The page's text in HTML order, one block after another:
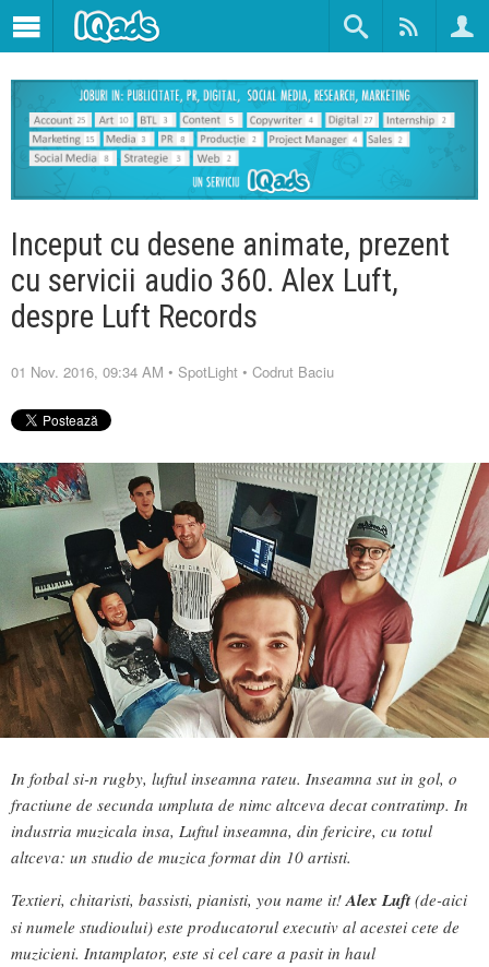
Inceput cu desene animate, prezent
cu servicii audio 360. Alex Luft,
despre Luft Records
01 Nov. 2016, 09:34 AM • SpotLight • Codrut Baciu
In fotbal si-n rugby, luftul inseamna rateu. Inseamna sut in gol, o
fractiune de secunda umpluta de nimc altceva decat contratimp. In
industria muzicala insa, Luftul inseamna, din fericire, cu totul
altceva: un studio de muzica format din 10 artisti.
Textieri, chitaristi, bassisti, pianisti, you name it!Alex Luft(de-aici
si numele studioului) este producatorul executiv al acestei cete de
muzicieni. Intamplator, este si cel care a pasit in haul